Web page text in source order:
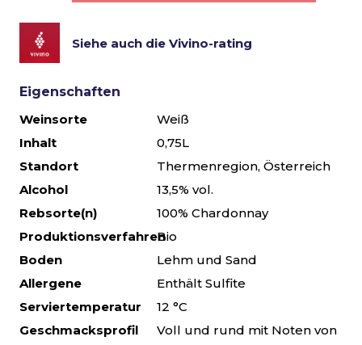
Siehe auch die Vivino-rating
Eigenschaften
Weinsorte
Weiß
Inhalt
0,75L
Standort
Thermenregion, Österreich
Alcohol
13,5% vol.
Rebsorte(n)
100% Chardonnay
ProduktionsverfahrenBio
Boden
Lehm und Sand
Allergene
Enthält Sulfite
Serviertemperatur
12 °C
Geschmacksprofil
Voll und rund mit Noten von